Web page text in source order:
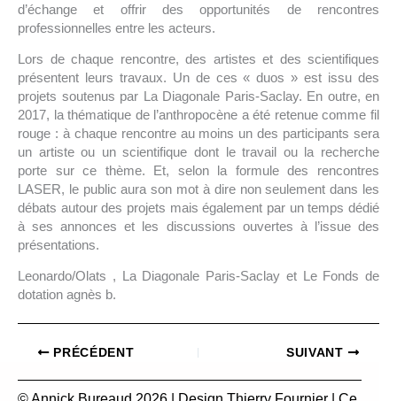
d’échange et offrir des opportunités de rencontres
professionnelles entre les acteurs.
Lors de chaque rencontre, des artistes et des scientifiques
présentent leurs travaux. Un de ces « duos » est issu des
projets soutenus par La Diagonale Paris-Saclay. En outre, en
2017, la thématique de l’anthropocène a été retenue comme fil
rouge : à chaque rencontre au moins un des participants sera
un artiste ou un scientifique dont le travail ou la recherche
porte sur ce thème. Et, selon la formule des rencontres
LASER, le public aura son mot à dire non seulement dans les
débats autour des projets mais également par un temps dédié
à ses annonces et les discussions ouvertes à l’issue des
présentations.
Leonardo/Olats , La Diagonale Paris-Saclay et Le Fonds de
dotation agnès b.
PRÉCÉDENT SUIVANT